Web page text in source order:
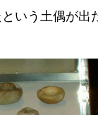
いう土偶が出